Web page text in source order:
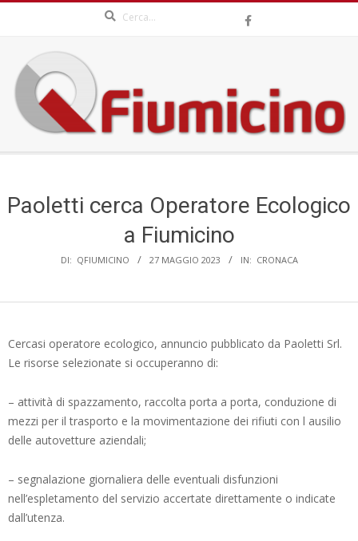
content
QFIUMICINO.COM
Menu
Paoletti cerca Operatore Ecologico
a Fiumicino
DI: QFIUMICINO 27 MAGGIO 2023 IN: CRONACA
Cercasi operatore ecologico, annuncio pubblicato da Paoletti Srl.
Le risorse selezionate si occuperanno di:
– attività di spazzamento, raccolta porta a porta, conduzione di
mezzi per il trasporto e la movimentazione dei rifiuti con l ausilio
delle autovetture aziendali;
– segnalazione giornaliera delle eventuali disfunzioni
nell’espletamento del servizio accertate direttamente o indicate
dall’utenza.